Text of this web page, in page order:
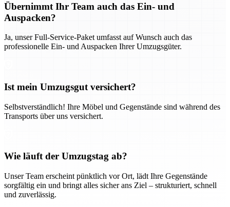
Übernimmt Ihr Team auch das Ein- und
Auspacken?
Ja, unser Full-Service-Paket umfasst auf Wunsch auch das
professionelle Ein- und Auspacken Ihrer Umzugsgüter.
Ist mein Umzugsgut versichert?
Selbstverständlich! Ihre Möbel und Gegenstände sind während des
Transports über uns versichert.
Wie läuft der Umzugstag ab?
Unser Team erscheint pünktlich vor Ort, lädt Ihre Gegenstände
sorgfältig ein und bringt alles sicher ans Ziel – strukturiert, schnell
und zuverlässig.